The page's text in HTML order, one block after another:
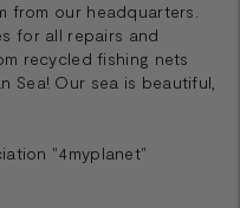
from our headquarters.
for all repairs and
recycled fishing nets
Sea! Our sea is beautiful,
"4myplanet"